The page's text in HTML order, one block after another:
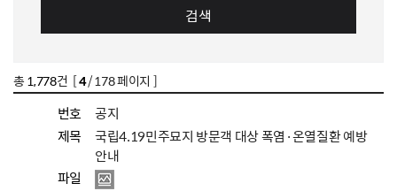
검색
총 1,778건 [4/ 178 페이지 ]
번호
공지
제목
국립4.19민주묘지 방문객 대상 폭염·온열질환 예방
안내
파일